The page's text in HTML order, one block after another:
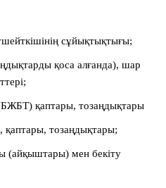
сұйықтықтығы;
қоса алғанда), шар
қаптары, тозаңдықтары
қаптары, тозаңдықтары;
(айқыштары) мен бекіту